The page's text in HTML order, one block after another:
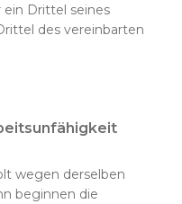
Drittel seines
des vereinbarten
wegen derselben
beginnen die